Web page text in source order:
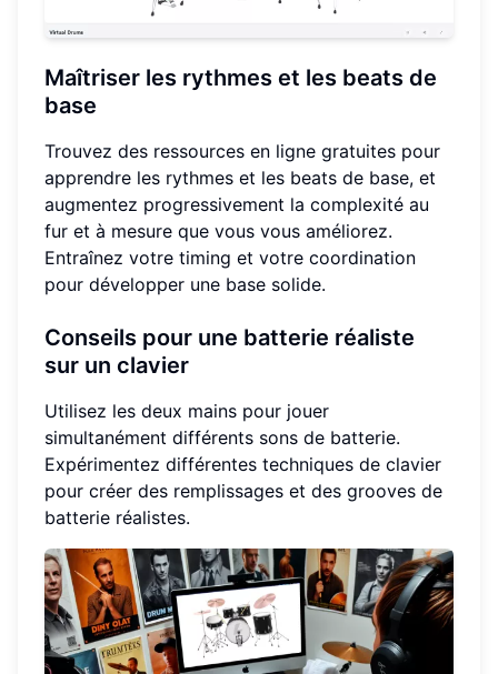
Maîtriser les rythmes et les beats de
base
Trouvez des ressources en ligne gratuites pour
apprendre les rythmes et les beats de base, et
augmentez progressivement la complexité au
fur et à mesure que vous vous améliorez.
Entraînez votre timing et votre coordination
pour développer une base solide.
Conseils pour une batterie réaliste
sur un clavier
Utilisez les deux mains pour jouer
simultanément différents sons de batterie.
Expérimentez différentes techniques de clavier
pour créer des remplissages et des grooves de
batterie réalistes.